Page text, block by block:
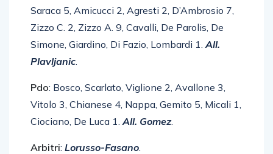
Saraca 5, Amicucci 2, Agresti 2, D’Ambrosio 7,
Zizzo C. 2, Zizzo A. 9, Cavalli, De Parolis, De
Simone, Giardino, Di Fazio, Lombardi 1.All.
Plavljanic.
Pdo: Bosco, Scarlato, Viglione 2, Avallone 3,
Vitolo 3, Chianese 4, Nappa, Gemito 5, Micali 1,
Ciociano, De Luca 1.All. Gomez.
Arbitri: Lorusso-Fasano.